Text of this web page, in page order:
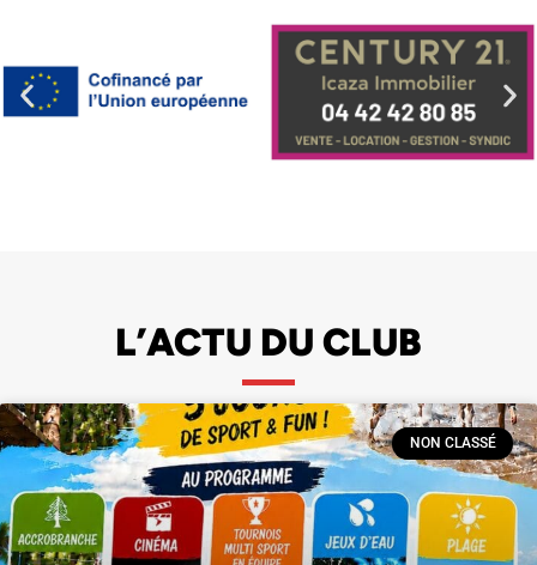
L’ACTU DU CLUB
NON CLASSÉ